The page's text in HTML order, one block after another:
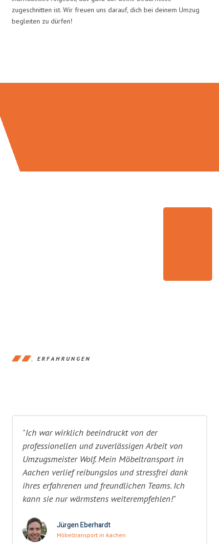
zugeschnitten ist. Wir freuen uns darauf, dich bei deinem Umzug
begleiten zu dürfen!
ERFAHRUNGEN
"Ich war wirklich beeindruckt von der
professionellen und zuverlässigen Arbeit von
Umzugsmeister Wolf. Mein Möbeltransport in
Aachen verlief reibungslos und stressfrei dank
ihres erfahrenen und freundlichen Teams. Ich
kann sie nur wärmstens weiterempfehlen!"
Jürgen Eberhardt
Möbeltransport in Aachen